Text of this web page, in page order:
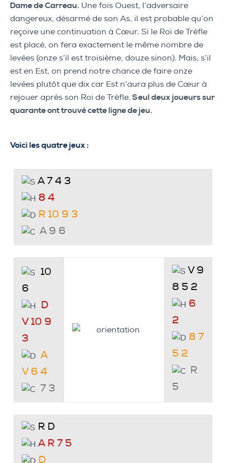
Dame de Carreau. Une fois Ouest, l’adversaire
dangereux, désarmé de son As, il est probable qu’on
reçoive une continuation à Cœur. Si le Roi de Trèfle
est placé, on fera exactement le même nombre de
levées (onze s’il est troisième, douze sinon). Mais, s’il
est en Est, on prend notre chance de faire onze
levées plutôt que dix car Est n’aura plus de Cœur à
rejouer après son Roi de Trèfle. Seul deux joueurs sur
quarante ont trouvé cette ligne de jeu.
Voici les quatre jeux :
A 7 4 3
8 4
R 10 9 3
A 9 6
10
6
D
V 10 9
3
A
V 6 4
7 3
V 9
8 5 2
6
2
8 7
5 2
R
5
R D
A R 7 5
D